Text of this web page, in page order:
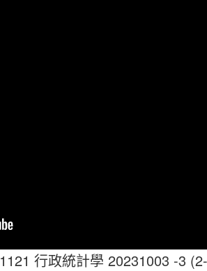
1121 行政統計學 20231003 -3